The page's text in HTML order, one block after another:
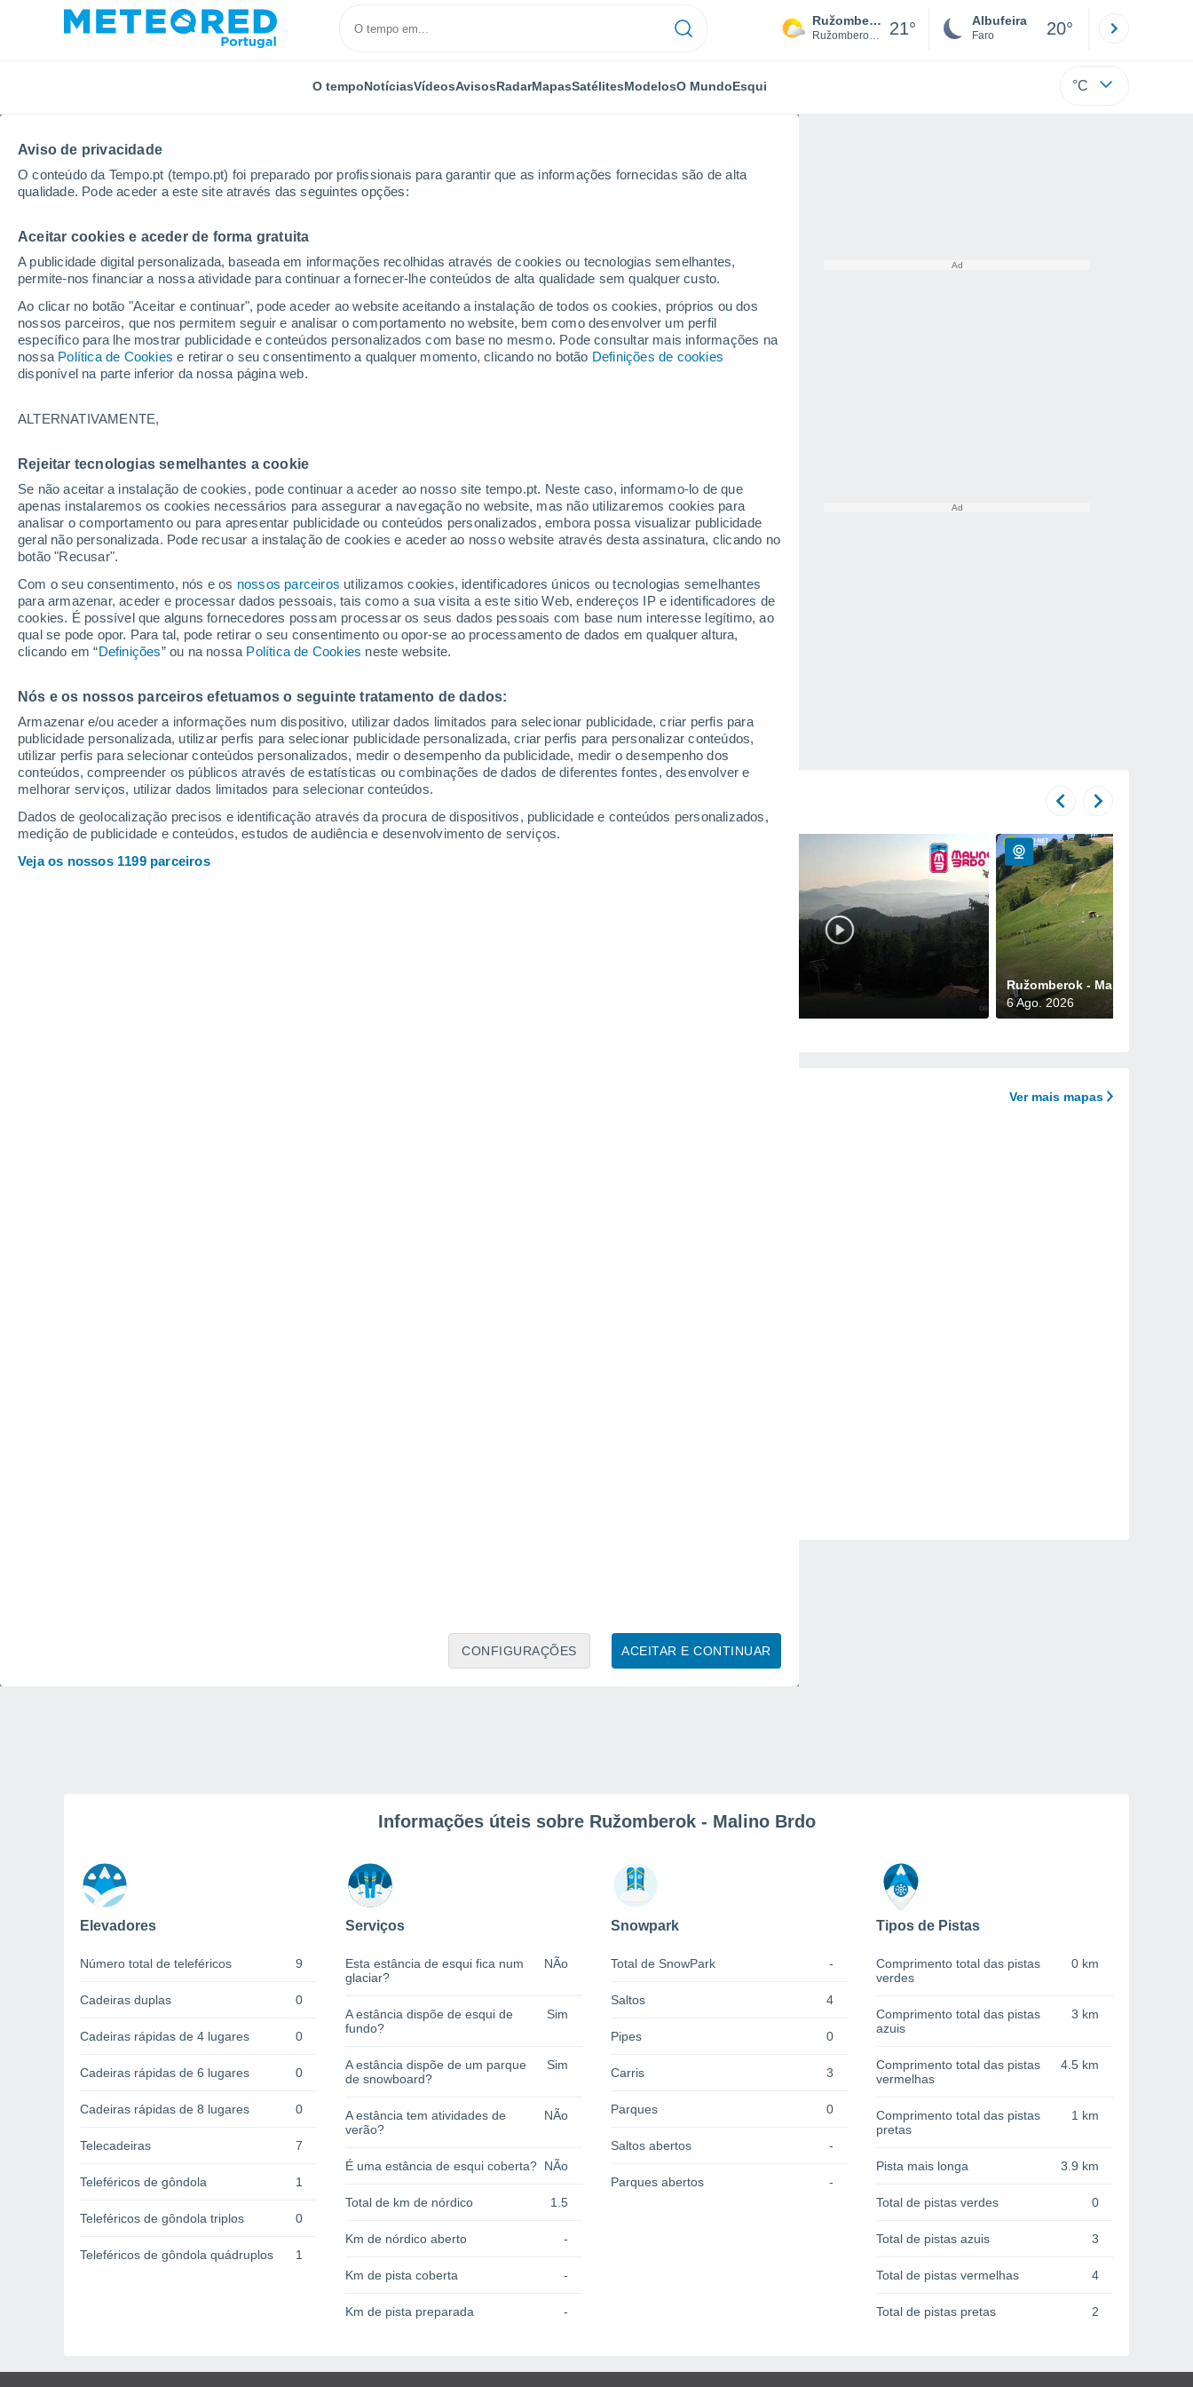
Aviso de privacidade
O conteúdo da Tempo.pt (tempo.pt) foi preparado por profissionais para garantir que as informações fornecidas são de alta
qualidade. Pode aceder a este site através das seguintes opções:
Aceitar cookies e aceder de forma gratuita
A publicidade digital personalizada, baseada em informações recolhidas através de cookies ou tecnologias semelhantes,
permite-nos financiar a nossa atividade para continuar a fornecer-lhe conteúdos de alta qualidade sem qualquer custo.
Ao clicar no botão "Aceitar e continuar", pode aceder ao website aceitando a instalação de todos os cookies, próprios ou dos
nossos parceiros, que nos permitem seguir e analisar o comportamento no website, bem como desenvolver um perfil
específico para lhe mostrar publicidade e conteúdos personalizados com base no mesmo. Pode consultar mais informações na
nossa Política de Cookies e retirar o seu consentimento a qualquer momento, clicando no botão Definições de cookies
disponível na parte inferior da nossa página web.
ALTERNATIVAMENTE,
Rejeitar tecnologias semelhantes a cookie
Se não aceitar a instalação de cookies, pode continuar a aceder ao nosso site tempo.pt. Neste caso, informamo-lo de que
apenas instalaremos os cookies necessários para assegurar a navegação no website, mas não utilizaremos cookies para
analisar o comportamento ou para apresentar publicidade ou conteúdos personalizados, embora possa visualizar publicidade
geral não personalizada. Pode recusar a instalação de cookies e aceder ao nosso website através desta assinatura, clicando no
botão "Recusar".
Com o seu consentimento, nós e os nossos parceiros utilizamos cookies, identificadores únicos ou tecnologias semelhantes
para armazenar, aceder e processar dados pessoais, tais como a sua visita a este sitio Web, endereços IP e identificadores de
cookies. É possível que alguns fornecedores possam processar os seus dados pessoais com base num interesse legítimo, ao
qual se pode opor. Para tal, pode retirar o seu consentimento ou opor-se ao processamento de dados em qualquer altura,
clicando em “Definições” ou na nossa Política de Cookies neste website.
Nós e os nossos parceiros efetuamos o seguinte tratamento de dados:
Armazenar e/ou aceder a informações num dispositivo, utilizar dados limitados para selecionar publicidade, criar perfis para
publicidade personalizada, utilizar perfis para selecionar publicidade personalizada, criar perfis para personalizar conteúdos,
utilizar perfis para selecionar conteúdos personalizados, medir o desempenho da publicidade, medir o desempenho dos
conteúdos, compreender os públicos através de estatísticas ou combinações de dados de diferentes fontes, desenvolver e
melhorar serviços, utilizar dados limitados para selecionar conteúdos.
Dados de geolocalização precisos e identificação através da procura de dispositivos, publicidade e conteúdos personalizados,
medição de publicidade e conteúdos, estudos de audiência e desenvolvimento de serviços.
Veja os nossos 1199 parceiros
ACEITAR E CONTINUAR
CONFIGURAÇÕES
Ružomberok
Ružomberok District 21° Albufeira
Faro 20°
O tempoNotíciasVídeosAvisosRadarMapasSatélitesModelosO MundoEsqui °C
Início Eslováquia Região de Zilina
Ružomberok - Malino Brdo
26/12/2026
Hoje
7 Ago.
Amanhã
8 Ago.
Domingo
9 Ago.
Boletim de neve de hoje
Pistas por dificuldade 0 3 4 2
Quilómetros esquiáveis 0 / 9
Pistas abertas
Elevadores 0 / 9
Espessura da neve na base 0 cm
Espessura da neve na parte superior
Webcams em Ruzomberok
Ružomberok - Malino Brdo
6 Ago. 2026
Ver mais mapas
Informações úteis sobre Ružomberok - Malino Brdo
Elevadores
Número total de teleféricos 9
Cadeiras duplas 0
Cadeiras rápidas de 4 lugares 0
Cadeiras rápidas de 6 lugares 0
Cadeiras rápidas de 8 lugares 0
Telecadeiras 7
Teleféricos de gôndola 1
Teleféricos de gôndola triplos 0
Teleféricos de gôndola quádruplos 1
Serviços
Esta estância de esqui fica num
glaciar?
NÃo
A estância dispõe de esqui de
fundo?
Sim
A estância dispõe de um parque
de snowboard?
Sim
A estância tem atividades de
verão?
NÃo
É uma estância de esqui coberta? NÃo
Total de km de nórdico 1.5
Km de nórdico aberto -
Km de pista coberta -
Km de pista preparada -
Snowpark
Total de SnowPark -
Saltos 4
Pipes 0
Carris 3
Parques 0
Saltos abertos -
Parques abertos -
Tipos de Pistas
Comprimento total das pistas
verdes
0 km
Comprimento total das pistas
azuis
3 km
Comprimento total das pistas
vermelhas
4.5 km
Comprimento total das pistas
pretas
1 km
Pista mais longa 3.9 km
Total de pistas verdes 0
Total de pistas azuis 3
Total de pistas vermelhas 4
Total de pistas pretas 2